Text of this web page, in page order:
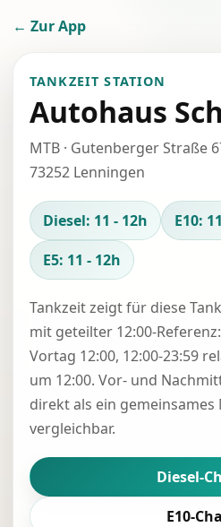
← Zur App
TANKZEIT STATION
Autohaus
MTB · Gutenberger Straße
73252 Lenningen
Diesel: 11 - 12h
E10:
E5: 11 - 12h
Tankzeit zeigt für diese
mit geteilter 12:00-
Vortag 12:00, 12:00-23:59
um 12:00. Vor- und
direkt als ein gemeinsames
vergleichbar.
Diesel-
E10-